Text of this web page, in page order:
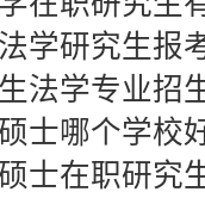
学研究生报
学专业招生指
士哪个学校
士在职研究